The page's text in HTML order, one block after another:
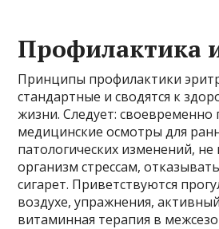
Профилактика
Принципы профилактики
стандартные и сводятся к
жизни. Следует: своевременно
медицинские осмотры для
патологических изменений, не
организм стрессам,
сигарет. Приветствуются
воздухе, упражнения,
витаминная терапия в